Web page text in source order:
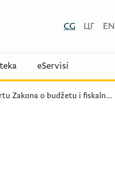
CG ЦГ EN
eServisi
Zakona o budžetu i fiskaln...